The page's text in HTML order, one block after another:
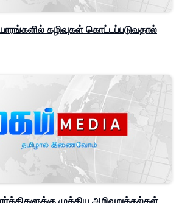
கழிவுகள் கொட்டப்படுவதால்